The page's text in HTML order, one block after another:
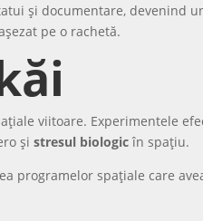
și documentare, devenind
pe o rachetă.
viitoare. Experimentele
șistresul biologicîn spațiu.
programelor spațiale care